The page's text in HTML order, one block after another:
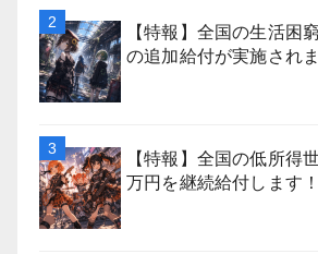
【特報】全国の生活困
の追加給付が実施されま
【特報】全国の低所得
万円を継続給付します！